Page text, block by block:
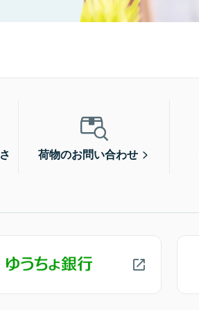
荷物のお問い合わせ